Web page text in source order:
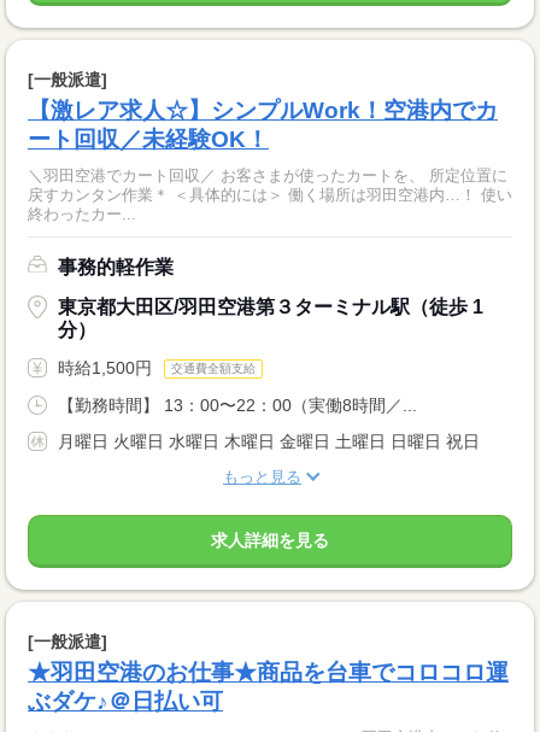
[一般派遣]
【激レア求人☆】シンプルWork！空港内でカ
ート回収／未経験OK！
＼羽田空港でカート回収／ お客さまが使ったカートを、 所定位置に
戻すカンタン作業＊ ＜具体的には＞ 働く場所は羽田空港内…！ 使い
終わったカー...
事務的軽作業
東京都大田区/羽田空港第３ターミナル駅（徒歩 1
分）
時給1,500円 交通費全額支給
【勤務時間】 13：00〜22：00（実働8時間／...
月曜日 火曜日 水曜日 木曜日 金曜日 土曜日 日曜日 祝日
もっと見る
求人詳細を見る
[一般派遣]
★羽田空港のお仕事★商品を台車でコロコロ運
ぶダケ♪＠日払い可